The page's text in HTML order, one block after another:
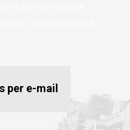
per e-mail